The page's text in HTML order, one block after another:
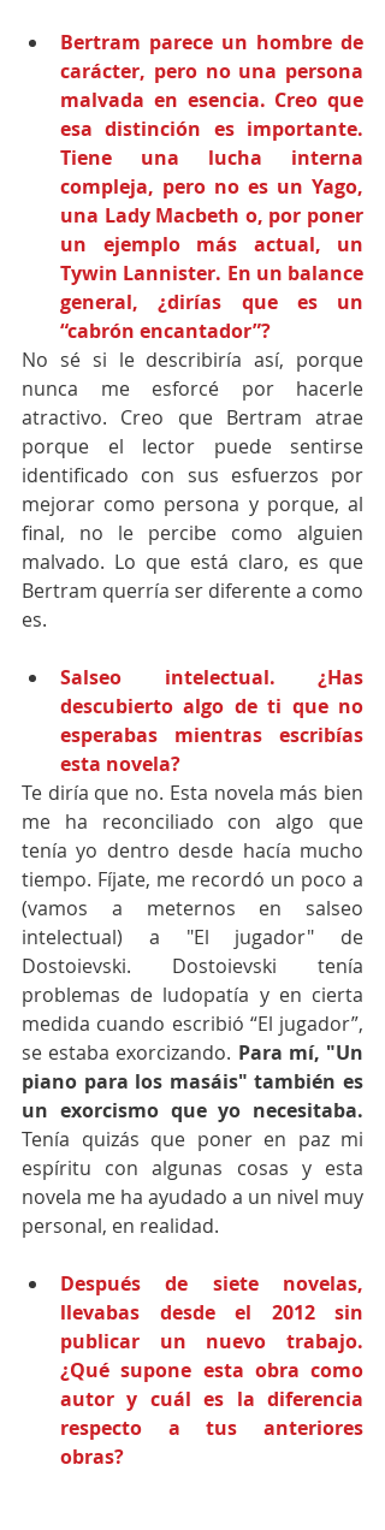
Bertram parece un hombre de
carácter, pero no una persona
malvada en esencia. Creo que
esa distinción es importante.
Tiene una lucha interna
compleja, pero no es un Yago,
una Lady Macbeth o, por poner
un ejemplo más actual, un
Tywin Lannister. En un balance
general, ¿dirías que es un
“cabrón encantador”?
No sé si le describiría así, porque
nunca me esforcé por hacerle
atractivo. Creo que Bertram atrae
porque el lector puede sentirse
identificado con sus esfuerzos por
mejorar como persona y porque, al
final, no le percibe como alguien
malvado. Lo que está claro, es que
Bertram querría ser diferente a como
es.
Salseo intelectual. ¿Has
descubierto algo de ti que no
esperabas mientras escribías
esta novela?
Te diría que no. Esta novela más bien
me ha reconciliado con algo que
tenía yo dentro desde hacía mucho
tiempo. Fíjate, me recordó un poco a
(vamos a meternos en salseo
intelectual) a "El jugador" de
Dostoievski. Dostoievski tenía
problemas de ludopatía y en cierta
medida cuando escribió “El jugador”,
se estaba exorcizando. Para mí, "Un
piano para los masáis" también es
un exorcismo que yo necesitaba.
Tenía quizás que poner en paz mi
espíritu con algunas cosas y esta
novela me ha ayudado a un nivel muy
personal, en realidad.
Después de siete novelas,
llevabas desde el 2012 sin
publicar un nuevo trabajo.
¿Qué supone esta obra como
autor y cuál es la diferencia
respecto a tus anteriores
obras?